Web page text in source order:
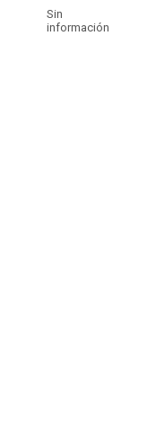
Sin
información